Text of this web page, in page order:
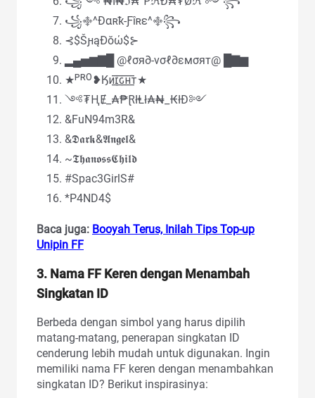
꧁࿇^Ðɑʀҟ-Ƒîʀɛ^࿇꧂
⊰$ŠԩąƉŏώ$⊱
▂▄▅▆▇█ @ℓσя∂-vσℓ∂εмσят@ █▇▆
★ᴾᴿᴼ❥Ӄᴎ͟͞ɪ͟͞ԍ͟͞ʜ͟͞ᴛ★
༺₮ⱧɆ_₳₱ⱤłⱠł₳₦_₭łĐ༻
&FuN94m3R&
&𝕯𝖆𝖗𝖐&𝕬𝖓𝖌𝖊𝖑&
~𝕿𝖍𝖆𝖓𝖔𝖘𝖘𝕮𝖍𝖎𝖑𝖉
#Spac3GirlS#
*P4ND4$
Baca juga: Booyah Terus, Inilah Tips Top-up
Unipin FF
3. Nama FF Keren dengan Menambah
Singkatan ID
Berbeda dengan simbol yang harus dipilih
matang-matang, penerapan singkatan ID
cenderung lebih mudah untuk digunakan. Ingin
memiliki nama FF keren dengan menambahkan
singkatan ID? Berikut inspirasinya: